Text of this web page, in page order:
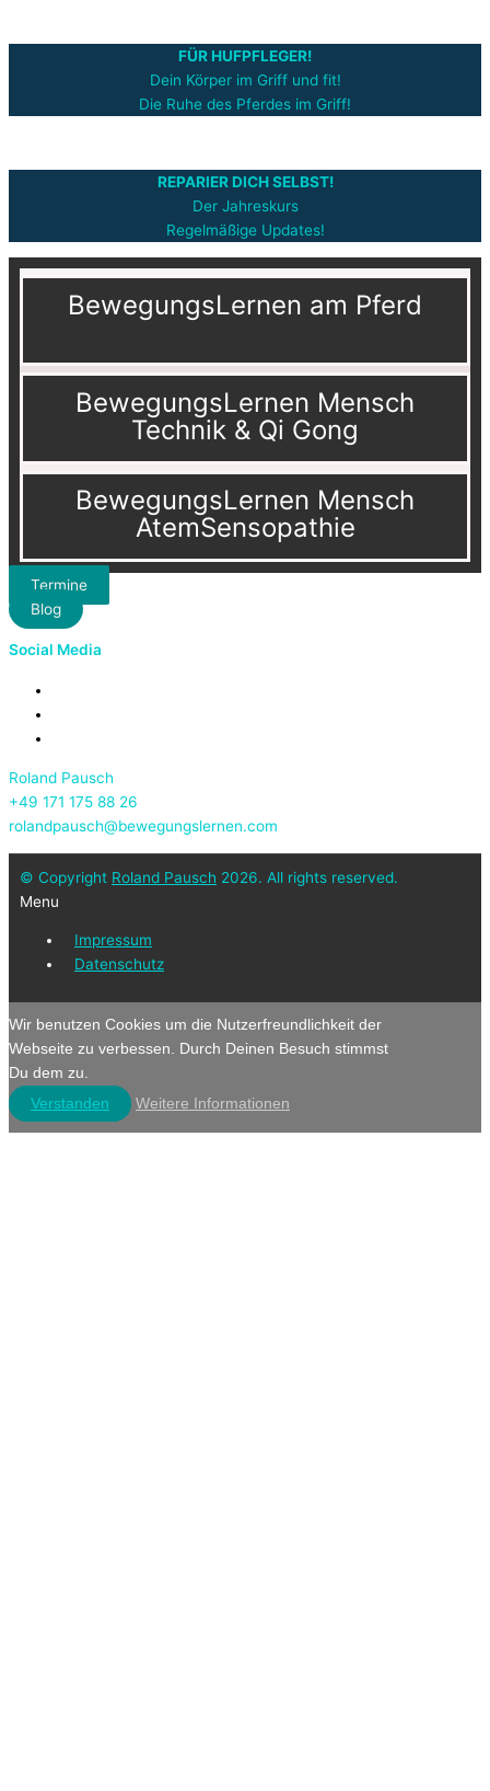
FÜR HUFPFLEGER!
Dein Körper im Griff und fit!
Die Ruhe des Pferdes im Griff!
REPARIER DICH SELBST!
Der Jahreskurs
Regelmäßige Updates!
BewegungsLernen am Pferd
BewegungsLernen Mensch
Technik & Qi Gong
BewegungsLernen Mensch
AtemSensopathie
Termine
Blog
Social Media
Roland Pausch
+49 171 175 88 26
rolandpausch@bewegungslernen.com
© Copyright Roland Pausch 2026. All rights reserved.
Menu
Impressum
Datenschutz
Wir benutzen Cookies um die Nutzerfreundlichkeit der
Webseite zu verbessen. Durch Deinen Besuch stimmst
Du dem zu.
Verstanden
Weitere Informationen